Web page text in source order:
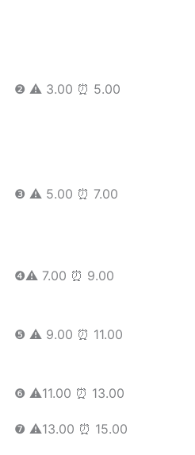
❷ ⚠️ 3.00 ⏰ 5.00
❸ ⚠️ 5.00 ⏰ 7.00
❹⚠️ 7.00 ⏰ 9.00
❺ ⚠️ 9.00 ⏰ 11.00
❻ ⚠️11.00 ⏰ 13.00
❼ ⚠️13.00 ⏰ 15.00